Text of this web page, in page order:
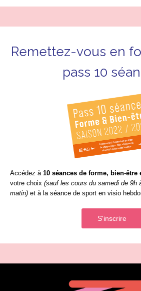
Remettez-vous en
pass 10
Accédez à 10 séances de forme, bien-
votre choix (sauf les cours du samedi de 9h
matin) et à la séance de sport en visio
S'inscrire